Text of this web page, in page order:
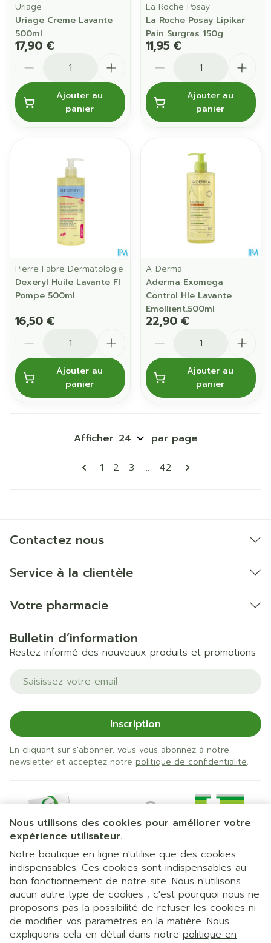
Nous utilisons des cookies pour améliorer votre
expérience utilisateur.
Notre boutique en ligne n'utilise que des cookies
indispensables. Ces cookies sont indispensables au
bon fonctionnement de notre site. Nous n'utilisons
aucun autre type de cookies ; c'est pourquoi nous ne
proposons pas la possibilité de refuser les cookies ni
de modifier vos paramètres en la matière. Nous
expliquons cela en détail dans notre politique en
Uriage
Uriage Creme Lavante
500ml
17,90 €
Ajouter au
panier
La Roche Posay
La Roche Posay Lipikar
Pain Surgras 150g
11,95 €
Ajouter au
panier
Pierre Fabre Dermatologie
Dexeryl Huile Lavante Fl
Pompe 500ml
16,50 €
Ajouter au
panier
A-Derma
Aderma Exomega
Control Hle Lavante
Emollient.500ml
22,90 €
Ajouter au
panier
Pages
Vous lisez actuellement la page
1 Page
2 Page
3 ... Page
42
Afficher par page
Contactez nous
Service à la clientèle
Votre pharmacie
Bulletin d’information
Restez informé des nouveaux produits et promotions
Adresse mail
Inscription
En cliquant sur s'abonner, vous vous abonnez à notre
newsletter et acceptez notre politique de confidentialité.
Liens légaux